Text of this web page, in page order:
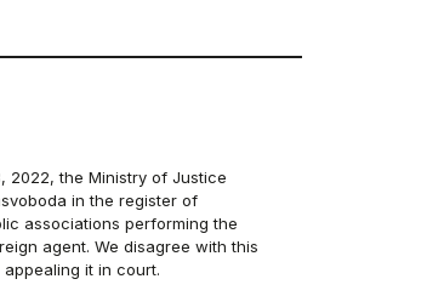
2022, the Ministry of Justice
in the register of
associations performing the
agent. We disagree with this
it in court.